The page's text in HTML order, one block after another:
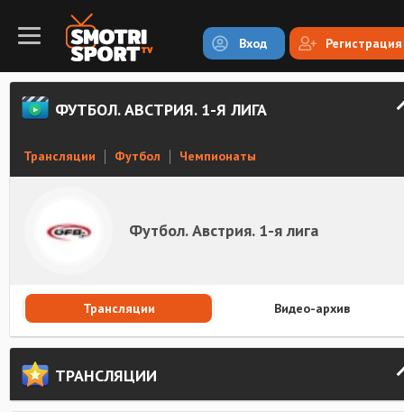
Вход Регистрация
ФУТБОЛ. АВСТРИЯ. 1-Я ЛИГА
Трансляции Футбол Чемпионаты
Футбол. Австрия. 1-я лига
Трансляции Видео-архив
ТРАНСЛЯЦИИ